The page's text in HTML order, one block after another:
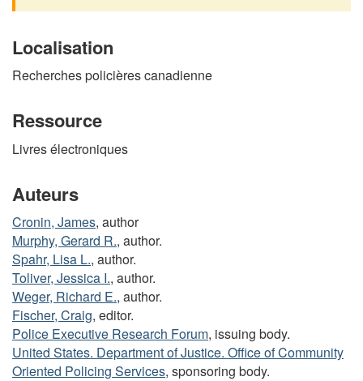
Localisation
Recherches policières canadienne
Ressource
Livres électroniques
Auteurs
Cronin, James, author
Murphy, Gerard R., author.
Spahr, Lisa L., author.
Toliver, Jessica I., author.
Weger, Richard E., author.
Fischer, Craig, editor.
Police Executive Research Forum, issuing body.
United States. Department of Justice. Office of Community
Oriented Policing Services, sponsoring body.